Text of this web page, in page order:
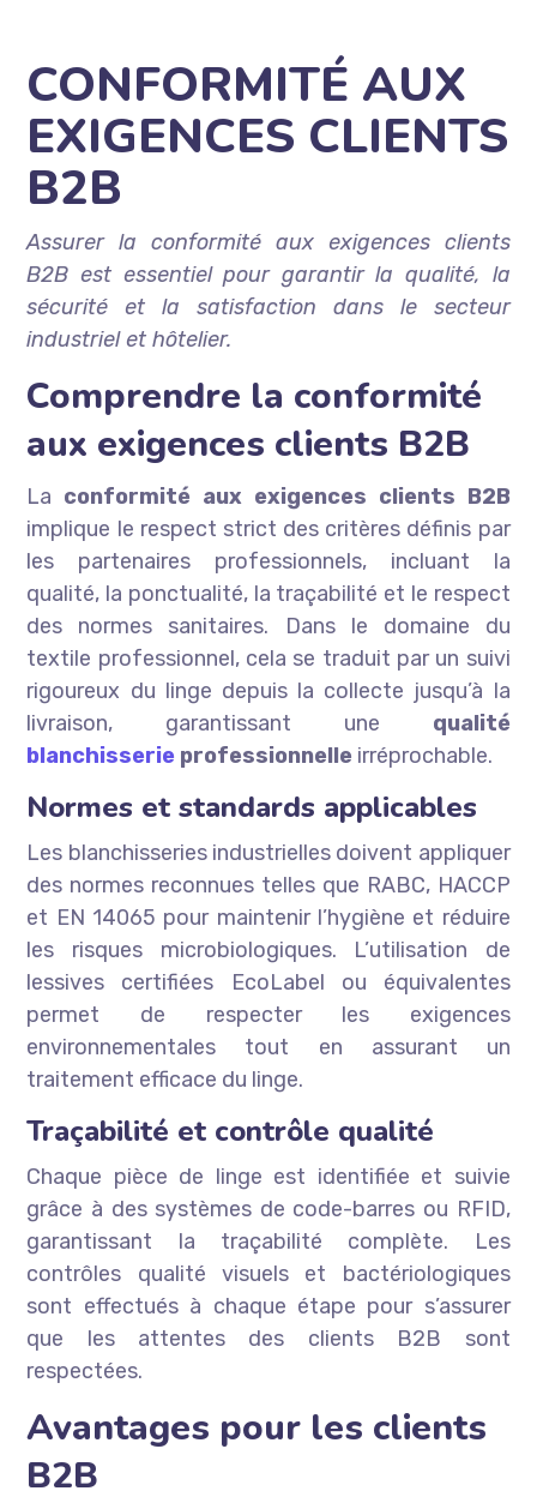
CONFORMITÉ AUX
EXIGENCES CLIENTS
B2B
Assurer la conformité aux exigences clients
B2B est essentiel pour garantir la qualité, la
sécurité et la satisfaction dans le secteur
industriel et hôtelier.
Comprendre la conformité
aux exigences clients B2B
La conformité aux exigences clients B2B
implique le respect strict des critères définis par
les partenaires professionnels, incluant la
qualité, la ponctualité, la traçabilité et le respect
des normes sanitaires. Dans le domaine du
textile professionnel, cela se traduit par un suivi
rigoureux du linge depuis la collecte jusqu’à la
livraison, garantissant une qualité
blanchisserie professionnelle irréprochable.
Normes et standards applicables
Les blanchisseries industrielles doivent appliquer
des normes reconnues telles que RABC, HACCP
et EN 14065 pour maintenir l’hygiène et réduire
les risques microbiologiques. L’utilisation de
lessives certifiées EcoLabel ou équivalentes
permet de respecter les exigences
environnementales tout en assurant un
traitement efficace du linge.
Traçabilité et contrôle qualité
Chaque pièce de linge est identifiée et suivie
grâce à des systèmes de code-barres ou RFID,
garantissant la traçabilité complète. Les
contrôles qualité visuels et bactériologiques
sont effectués à chaque étape pour s’assurer
que les attentes des clients B2B sont
respectées.
Avantages pour les clients
B2B